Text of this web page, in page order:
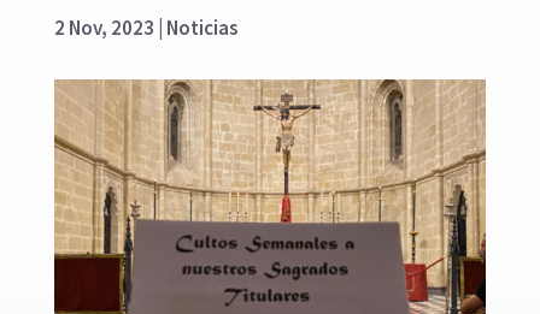
2 Nov, 2023 Noticias